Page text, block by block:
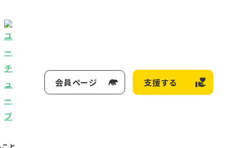
会員ページ 支援する